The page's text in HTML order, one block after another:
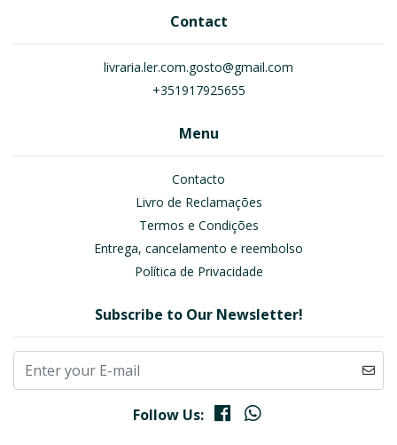
Contact
livraria.ler.com.gosto@gmail.com
+351917925655
Menu
Contacto
Livro de Reclamações
Termos e Condições
Entrega, cancelamento e reembolso
Política de Privacidade
Subscribe to Our Newsletter!
Follow Us: